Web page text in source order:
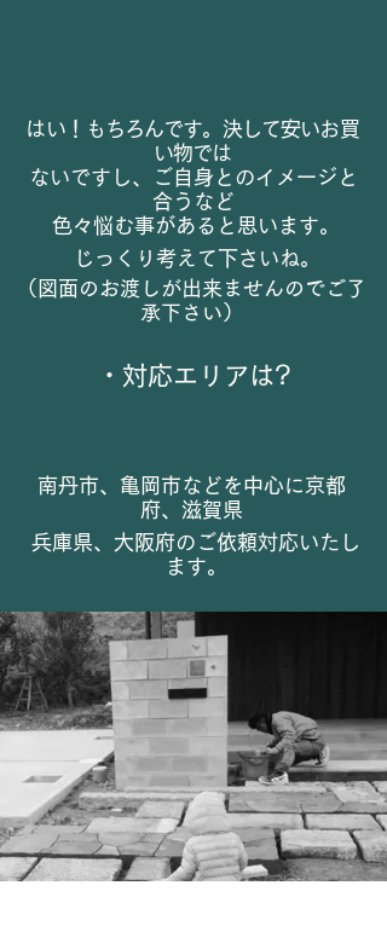
​はい！もちろんです。決して安いお買
い物では
ないですし、ご自身とのイメージと
合うなど
色々悩む事があると思います。
じっくり考えて下さいね。
​（図面のお渡しが出来ませんのでご了
承下さい）
・​対応エリアは?
​南丹市、亀岡市などを中心に京都
府、滋賀県
兵庫県、大阪府のご依頼対応いたし
ます。